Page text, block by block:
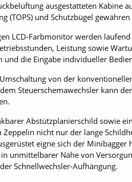
ausgestatteten Kabine
(TOPS) und Schutzbügel
LCD-Farbmonitor werden
Leistung sowie
und die Eingabe individueller
von der
Steuerschemawechsler kann
Abstützplanierschild sowie
nicht nur der lange
eigne sich der
unmittelbarer Nähe von
Schnellwechsler-Aufhängung.